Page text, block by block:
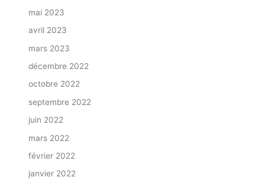
mai 2023
avril 2023
mars 2023
décembre 2022
octobre 2022
septembre 2022
juin 2022
mars 2022
février 2022
janvier 2022